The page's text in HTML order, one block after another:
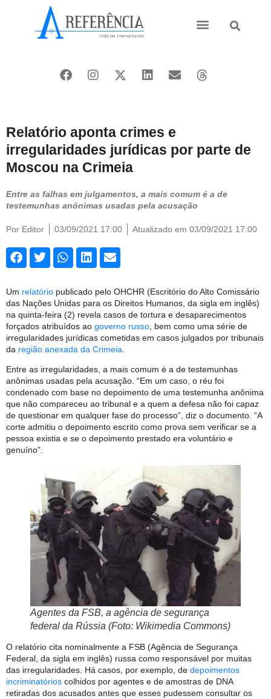
Relatório aponta crimes e
irregularidades jurídicas por parte de
Moscou na Crimeia
Entre as falhas em julgamentos, a mais comum é a de
testemunhas anônimas usadas pela acusação
Por Editor 03/09/2021 17:00 Atualizado em 03/09/2021 17:00
Um relatório publicado pelo OHCHR (Escritório do Alto Comissário
das Nações Unidas para os Direitos Humanos, da sigla em inglês)
na quinta-feira (2) revela casos de tortura e desaparecimentos
forçados atribuídos ao governo russo , bem como uma série de
irregularidades jurídicas cometidas em casos julgados por tribunais
da região anexada da Crimeia
Entre as irregularidades, a mais comum é a de testemunhas
anônimas usadas pela acusação. “Em um caso, o réu foi
condenado com base no depoimento de uma testemunha anônima
que não compareceu ao tribunal e a quem a defesa não foi capaz
de questionar em qualquer fase do processo”, diz o documento. “A
corte admitiu o depoimento escrito como prova sem verificar se a
pessoa existia e se o depoimento prestado era voluntário e
genuíno”.
Agentes da FSB, a agência de segurança
federal da Rússia (Foto: Wikimedia Commons)
O relatório cita nominalmente a FSB (Agência de Segurança
Federal, da sigla em inglês) russa como responsável por muitas
das irregularidades. Há casos, por exemplo, de depoimentos
incriminatórios colhidos por agentes e de amostras de DNA
retiradas dos acusados antes que esses pudessem consultar os